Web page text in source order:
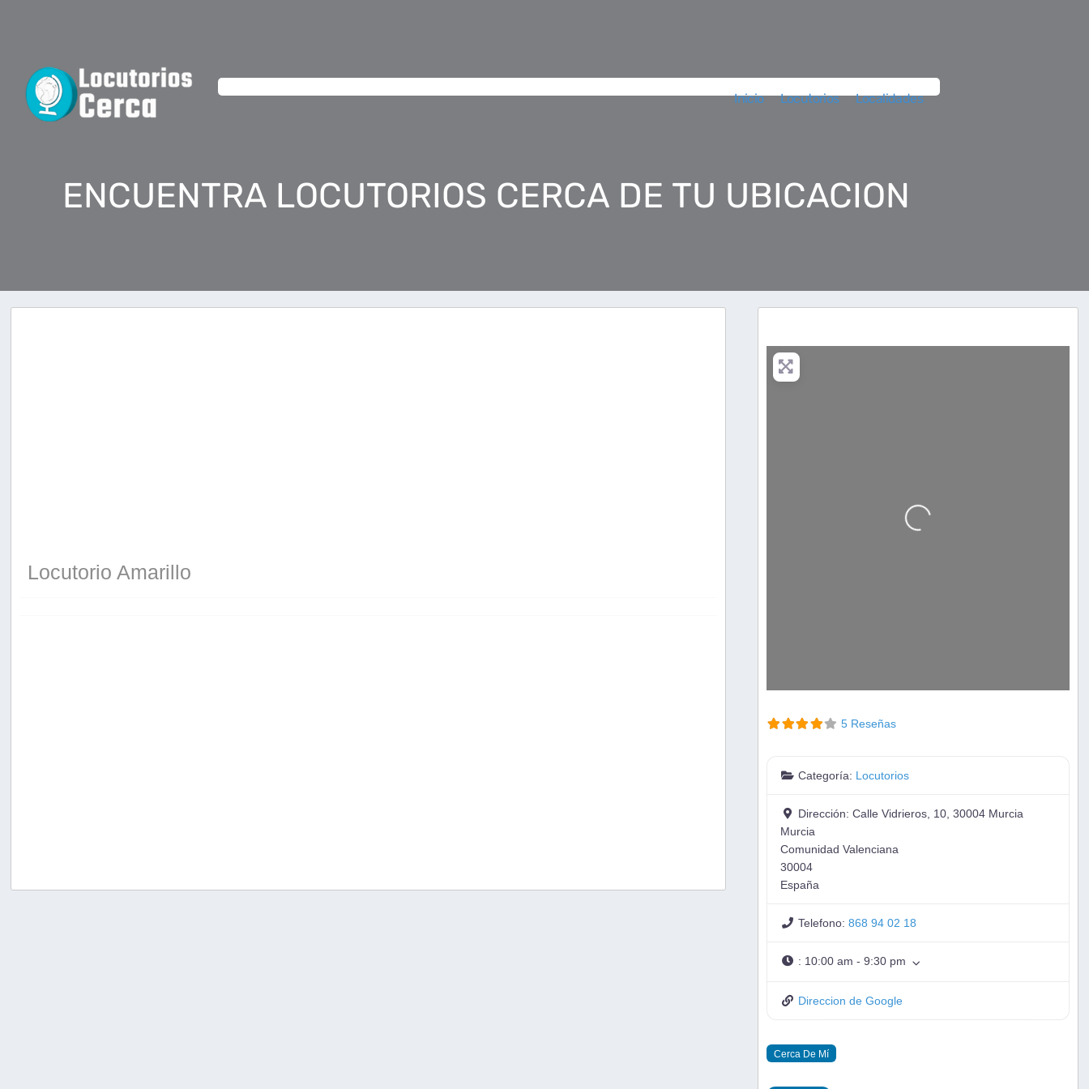
Inicio Locutorios Localidades
ENCUENTRA LOCUTORIOS CERCA DE TU UBICACION
Locutorio Amarillo
Cargando…
5 Reseñas
Categoría: Locutorios
Dirección: Calle Vidrieros, 10, 30004 Murcia
Murcia
Comunidad Valenciana
30004
España
Telefono: 868 94 02 18
: 10:00 am - 9:30 pm
Direccion de Google
Cerca De Mí